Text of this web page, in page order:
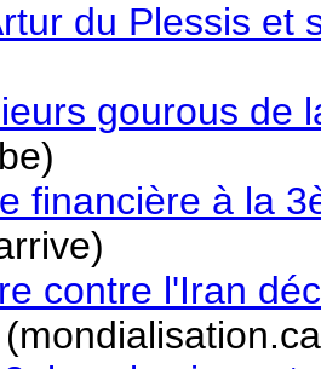
du Plessis et
gourous de
financière à la
contre l'Iran